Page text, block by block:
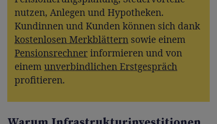
nutzen, Anlegen und Hypotheken.
Kundinnen und Kunden können sich dank
kostenlosen Merkblättern sowie einem
Pensionsrechnerinformieren und von
einemunverbindlichen Erstgespräch
profitieren.